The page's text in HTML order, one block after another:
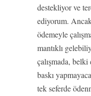
destekliyor ve
ediyorum.
ödemeyle
mantıklı
çalışmada, belki
baskı
tek seferde